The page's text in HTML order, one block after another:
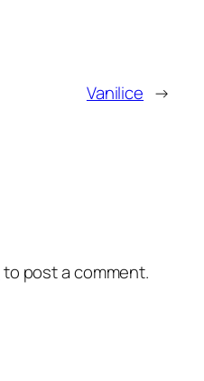
Vanilice →
to post a comment.